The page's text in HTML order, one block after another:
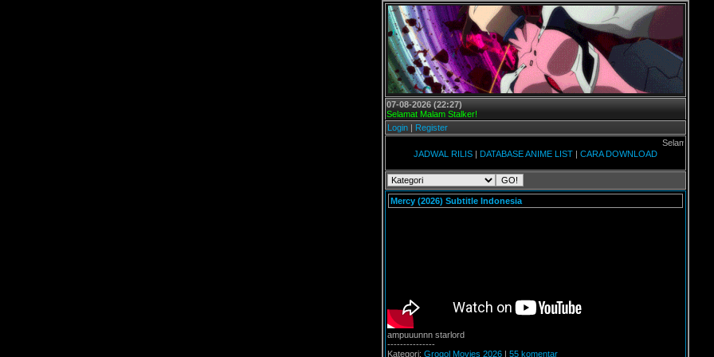
07-08-2026 (22:27)
Selamat Malam Stalker!
Login | Register
Selamat datang di
JADWAL RILIS | DATABASE ANIME LIST | CARA DOWNLOAD
Mercy (2026) Subtitle Indonesia
ampuuunnn starlord
---------------
Kategori: Grogol Movies 2026 | 55 komentar